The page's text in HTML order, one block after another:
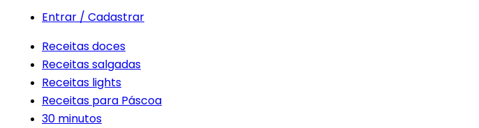
Entrar / Cadastrar
Receitas doces
Receitas salgadas
Receitas lights
Receitas para Páscoa
30 minutos